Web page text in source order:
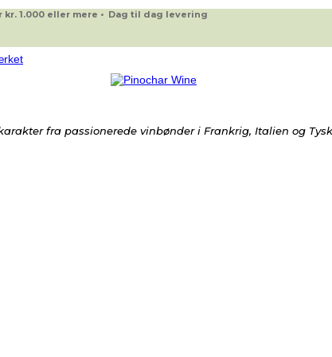
1.000 eller mere • Dag til dag levering
fra passionerede vinbønder i Frankrig, Italien og